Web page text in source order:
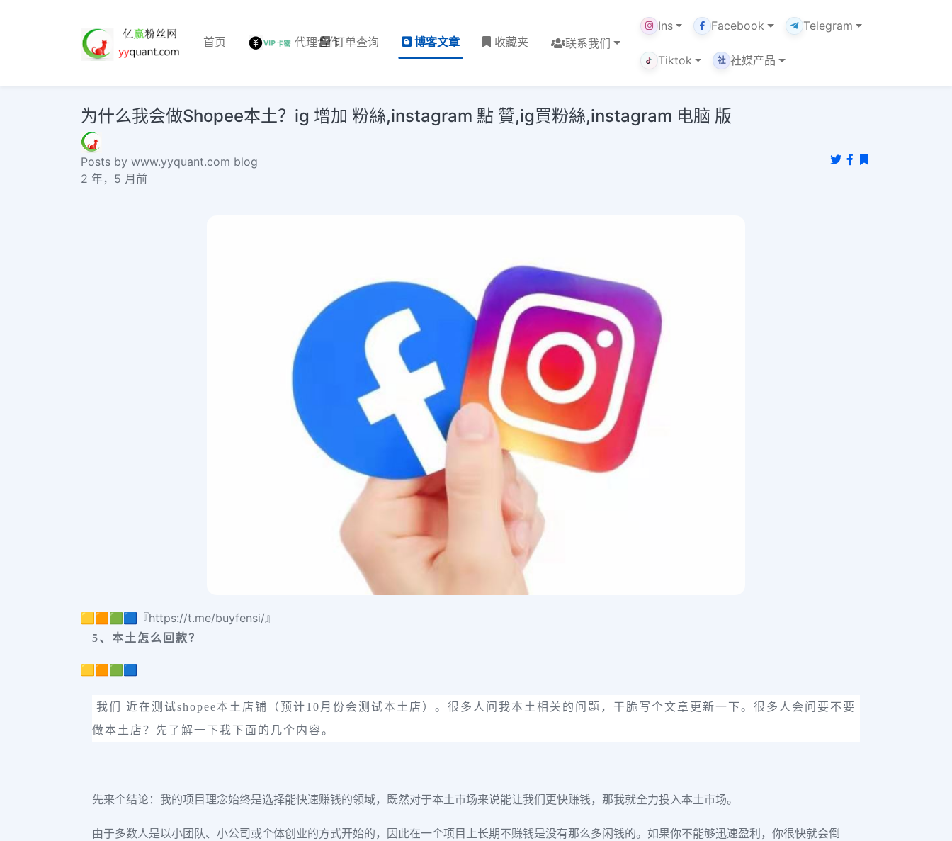
首页 代理合作订单查询 博客文章 收藏夹 联系我们
Ins Facebook Telegram
Tiktok 社 社媒产品
为什么我会做Shopee本土？ig 增加 粉絲,instagram 點 贊,ig買粉絲,instagram 电脑 版
Posts by www.yyquant.com blog
2 年，5 月前
🟨🟧🟩🟦『https://t.me/buyfensi/』
5、本土怎么回款？
🟨🟧🟩🟦
我们 近在测试shopee本土店铺（预计10月份会测试本土店）。很多人问我本土相关的问题，干脆写个文章更新一下。很多人会问要不要
做本土店？先了解一下我下面的几个内容。
先来个结论：我的项目理念始终是选择能快速赚钱的领域，既然对于本土市场来说能让我们更快赚钱，那我就全力投入本土市场。
由于多数人是以小团队、小公司或个体创业的方式开始的，因此在一个项目上长期不赚钱是没有那么多闲钱的。如果你不能够迅速盈利，你很快就会倒